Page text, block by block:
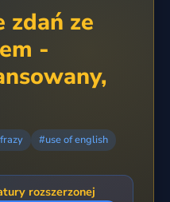
zdań ze
-
#use of english
rozszerzonej